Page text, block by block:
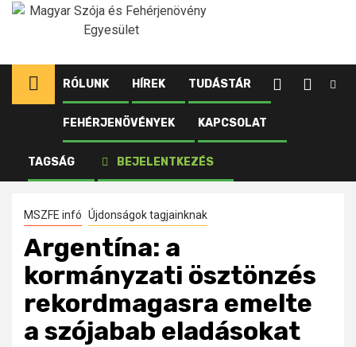
Ugrás
RÓLUNK HÍREK TUDÁSTÁR
FEHÉRJENÖVÉNYEK KAPCSOLAT
TAGSÁG BEJELENTKEZÉS
Kezdőlap
Újdonságok tagjainknak
emelte a szójabab eladásokat
MSZFE infó Újdonságok tagjainknak
Argentína: a
kormányzati ösztönzés
rekordmagasra emelte
a szójabab eladásokat